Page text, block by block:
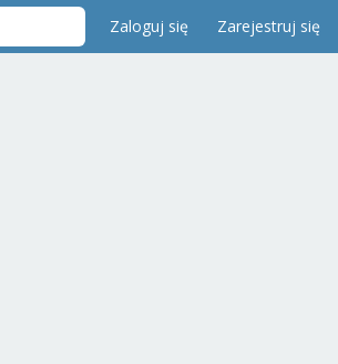
Zaloguj się Zarejestruj się